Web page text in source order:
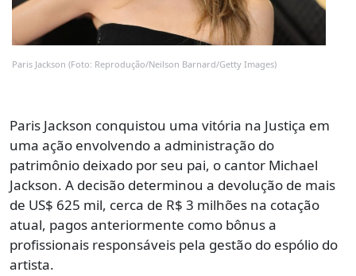
Paris Jackson (Foto: Reprodução/Neilson Barnard/Getty Images)
Paris Jackson conquistou uma vitória na Justiça em
uma ação envolvendo a administração do
patrimônio deixado por seu pai, o cantor Michael
Jackson. A decisão determinou a devolução de mais
de US$ 625 mil, cerca de R$ 3 milhões na cotação
atual, pagos anteriormente como bônus a
profissionais responsáveis pela gestão do espólio do
artista.